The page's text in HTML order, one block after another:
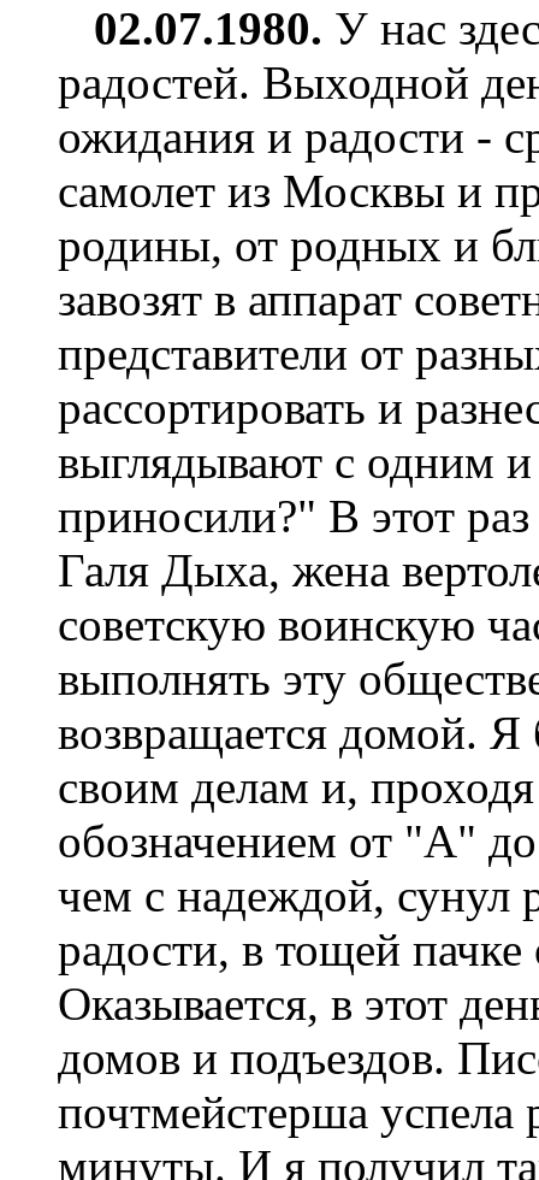
02.07.1980. У нас
радостей. Выходной
ожидания и радости -
самолет из Москвы и
родины, от родных и
завозят в аппарат
представители от
рассортировать и
выглядывают с одним
приносили?" В этот
Галя Дыха, жена
советскую воинскую
выполнять эту
возвращается домой. Я
своим делам и,
обозначением от "А"
чем с надеждой,
радости, в тощей
Оказывается, в этот
домов и подъездов.
почтмейстерша успела
минуты. И я получил